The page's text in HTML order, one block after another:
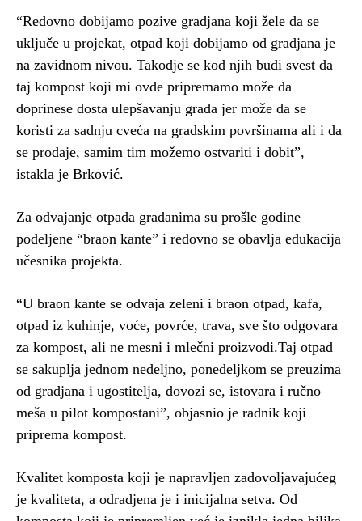
“Redovno dobijamo pozive gradjana koji žele da se
uključe u projekat, otpad koji dobijamo od gradjana je
na zavidnom nivou. Takodje se kod njih budi svest da
taj kompost koji mi ovde pripremamo može da
doprinese dosta ulepšavanju grada jer može da se
koristi za sadnju cveća na gradskim površinama ali i da
se prodaje, samim tim možemo ostvariti i dobit”,
istakla je Brković.
Za odvajanje otpada građanima su prošle godine
podeljene “braon kante” i redovno se obavlja edukacija
učesnika projekta.
“U braon kante se odvaja zeleni i braon otpad, kafa,
otpad iz kuhinje, voće, povrće, trava, sve što odgovara
za kompost, ali ne mesni i mlečni proizvodi.Taj otpad
se sakuplja jednom nedeljno, ponedeljkom se preuzima
od gradjana i ugostitelja, dovozi se, istovara i ručno
meša u pilot kompostani”, objasnio je radnik koji
priprema kompost.
Kvalitet komposta koji je napravljen zadovoljavajućeg
je kvaliteta, a odradjena je i inicijalna setva. Od